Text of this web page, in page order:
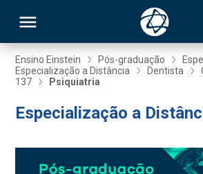
Ensino Einstein Pós-graduação
Especialização a Distância
Dentista
137
Psiquiatria
Especialização a